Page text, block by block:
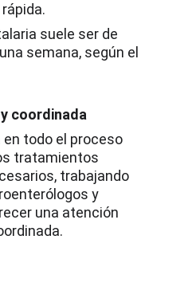
suele ser de
semana, según el
coordinada
en todo el proceso
tratamientos
trabajando
y
una atención